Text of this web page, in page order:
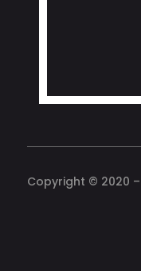
Copyright © 2020 –